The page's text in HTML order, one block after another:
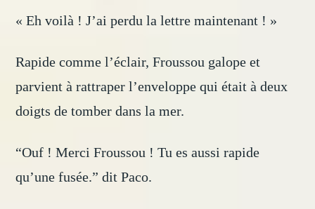
« Eh voilà ! J’ai perdu la lettre maintenant ! »
Rapide comme l’éclair, Froussou galope et
parvient à rattraper l’enveloppe qui était à deux
doigts de tomber dans la mer.
“Ouf ! Merci Froussou ! Tu es aussi rapide
qu’une fusée.” dit Paco.